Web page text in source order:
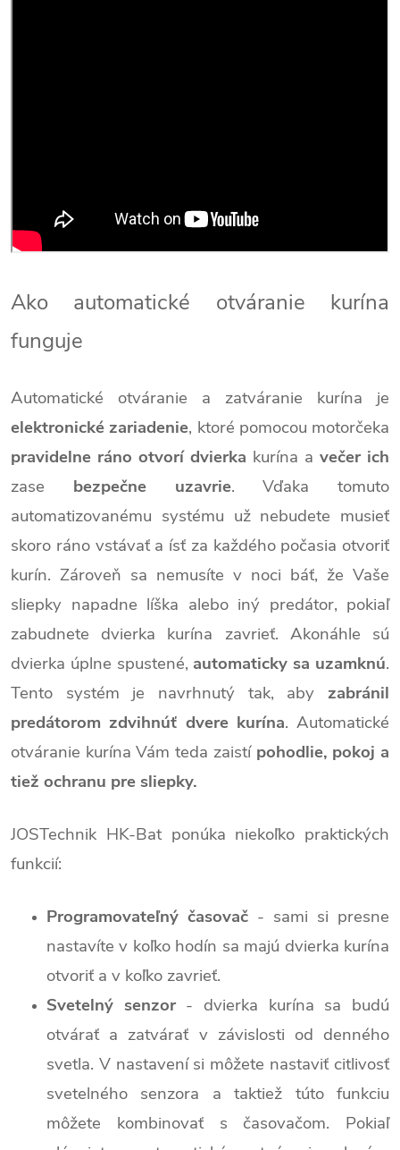
Ako automatické otváranie kurína
funguje
Automatické otváranie a zatváranie kurína je
elektronické zariadenie, ktoré pomocou motorčeka
pravidelne ráno otvorí dvierka kurína a večer ich
zase bezpečne uzavrie. Vďaka tomuto
automatizovanému systému už nebudete musieť
skoro ráno vstávať a ísť za každého počasia otvoriť
kurín. Zároveň sa nemusíte v noci báť, že Vaše
sliepky napadne líška alebo iný predátor, pokiaľ
zabudnete dvierka kurína zavrieť. Akonáhle sú
dvierka úplne spustené, automaticky sa uzamknú.
Tento systém je navrhnutý tak, aby zabránil
predátorom zdvihnúť dvere kurína. Automatické
otváranie kurína Vám teda zaistí pohodlie, pokoj a
tiež ochranu pre sliepky.
JOSTechnik HK-Bat ponúka niekoľko praktických
funkcií:
Programovateľný časovač - sami si presne
nastavíte v koľko hodín sa majú dvierka kurína
otvoriť a v koľko zavrieť.
Svetelný senzor- dvierka kurína sa budú
otvárať a zatvárať v závislosti od denného
svetla. V nastavení si môžete nastaviť citlivosť
svetelného senzora a taktiež túto funkciu
môžete kombinovať s časovačom. Pokiaľ